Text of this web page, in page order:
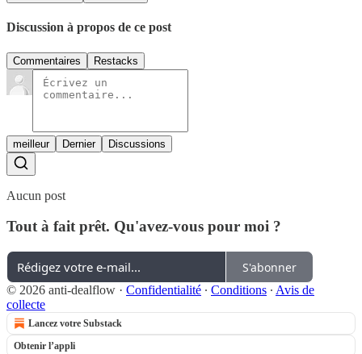
Discussion à propos de ce post
Commentaires Restacks
meilleur Dernier Discussions
Aucun post
Tout à fait prêt. Qu'avez-vous pour moi ?
S'abonner
© 2026 anti-dealflow · Confidentialité ∙ Conditions ∙ Avis de
collecte
Lancez votre Substack
Obtenir l’appli